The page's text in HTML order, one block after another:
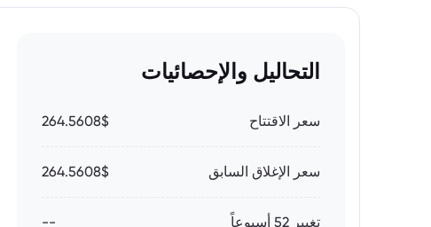
التحاليل والإحصائيات
سعر الاقتتاح 264.5608$
سعر الإغلاق السابق 264.5608$
تغيير 52 أسبوعاً --